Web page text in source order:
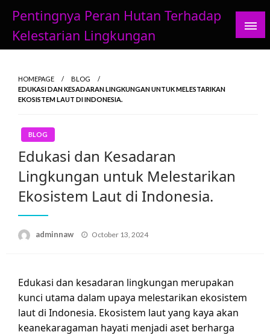
content
Pentingnya Peran Hutan Terhadap
Kelestarian Lingkungan
HOMEPAGE
BLOG
EDUKASI DAN KESADARAN LINGKUNGAN UNTUK MELESTARIKAN
EKOSISTEM LAUT DI INDONESIA.
BLOG
Edukasi dan Kesadaran
Lingkungan untuk Melestarikan
Ekosistem Laut di Indonesia.
adminnaw
Posted
October 13, 2024
Edukasi dan kesadaran lingkungan merupakan
kunci utama dalam upaya melestarikan ekosistem
laut di Indonesia. Ekosistem laut yang kaya akan
keanekaragaman hayati menjadi aset berharga